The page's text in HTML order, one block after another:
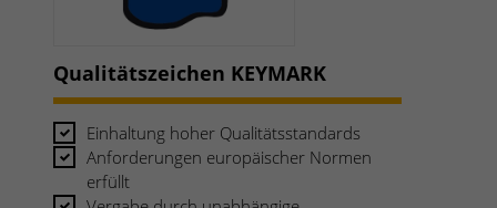
Qualitätszeichen KEYMARK
Einhaltung hoher Qualitätsstandards
Anforderungen europäischer Normen
erfüllt